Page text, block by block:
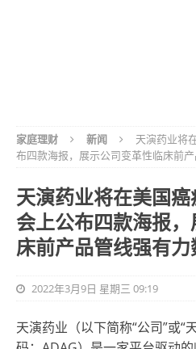
家庭理财 新闻
天演药业将
布四款海报，展示公司变革性临床前
天演药业将在美国
会上公布四款海报
床前产品管线强有力
2022年3月9日 星期三 09:19
天演药业（以下简称“公司”或“